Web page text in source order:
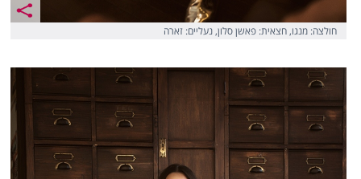
חולצה: מנגו, חצאית: פאשן סלון, נעליים: זארה